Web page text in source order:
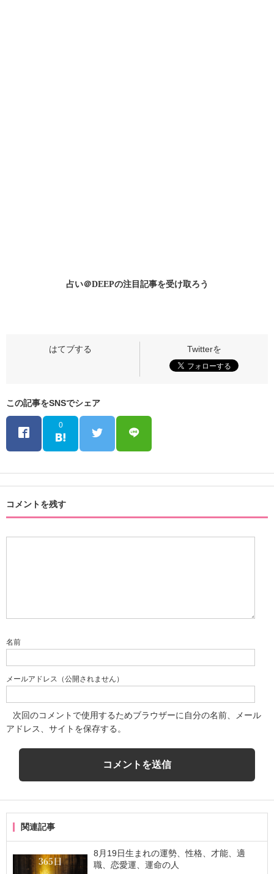
占い＠DEEPの注目記事を受け取ろう
この記事をSNSでシェア
0
コメントを残す
名前
メールアドレス（公開されません）
次回のコメントで使用するためブラウザーに自分の名前、メール
アドレス、サイトを保存する。
関連記事
8月19日生まれの運勢、性格、才能、適
職、恋愛運、運命の人